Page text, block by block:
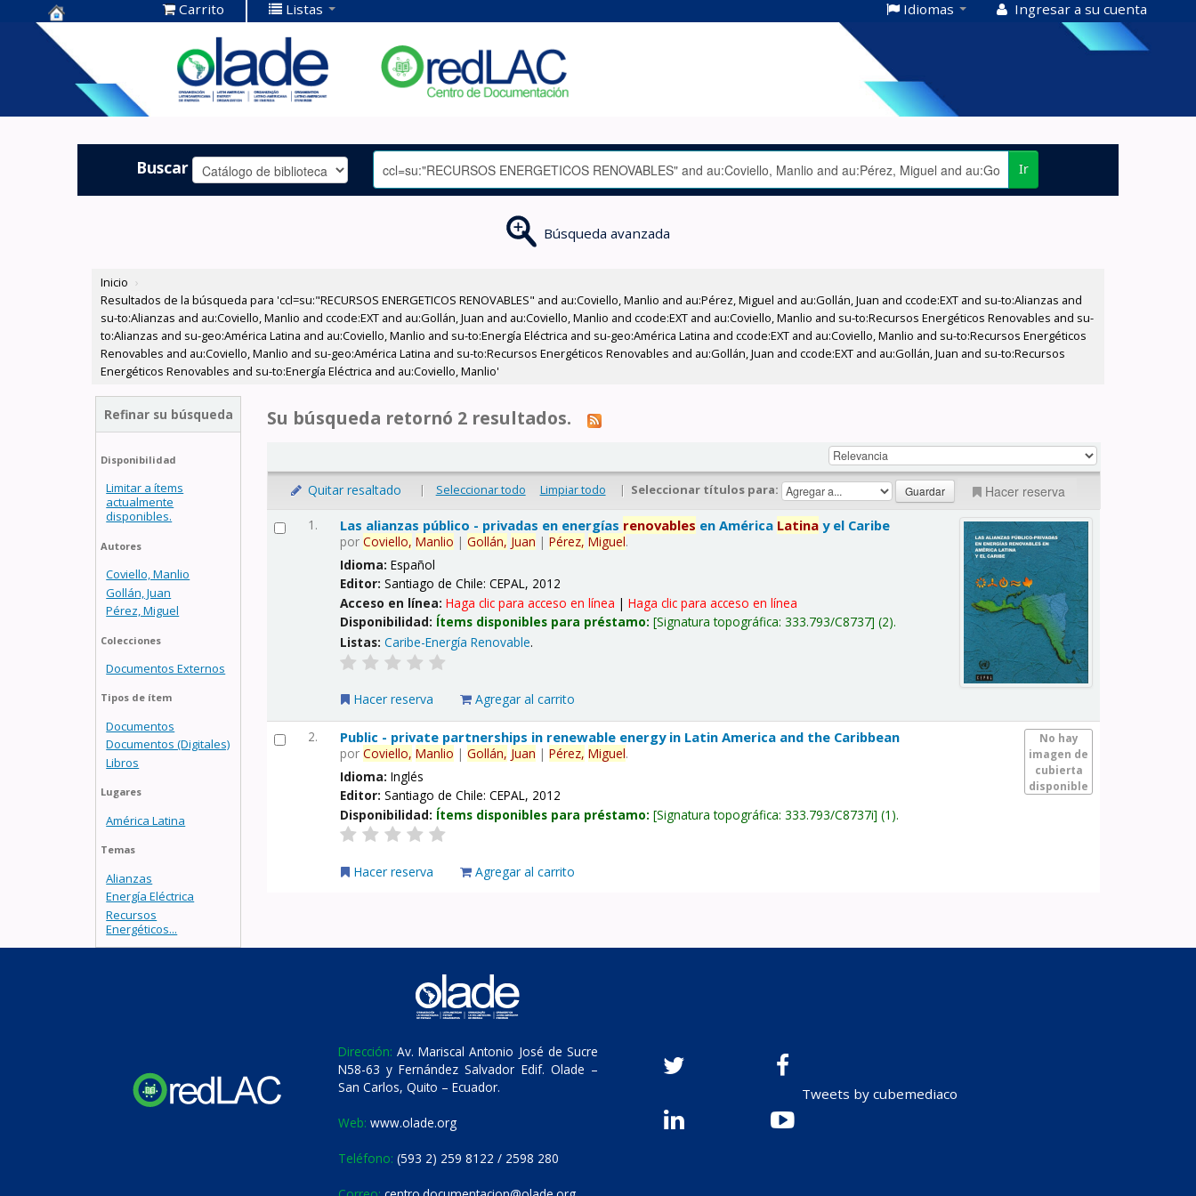
Centro de
Documentación
OLADE -
Carrito Listas Idiomas Ingresar a su cuenta
Buscar Ir
Búsqueda avanzada
Inicio ›
Resultados de la búsqueda para 'ccl=su:"RECURSOS ENERGETICOS RENOVABLES" and au:Coviello, Manlio and au:Pérez, Miguel and au:Gollán, Juan and ccode:EXT and su-to:Alianzas and
su-to:Alianzas and au:Coviello, Manlio and ccode:EXT and au:Gollán, Juan and au:Coviello, Manlio and ccode:EXT and au:Coviello, Manlio and su-to:Recursos Energéticos Renovables and su-
to:Alianzas and su-geo:América Latina and au:Coviello, Manlio and su-to:Energía Eléctrica and su-geo:América Latina and ccode:EXT and au:Coviello, Manlio and su-to:Recursos Energéticos
Renovables and au:Coviello, Manlio and su-geo:América Latina and su-to:Recursos Energéticos Renovables and au:Gollán, Juan and ccode:EXT and au:Gollán, Juan and su-to:Recursos
Energéticos Renovables and su-to:Energía Eléctrica and au:Coviello, Manlio'
Refinar su búsqueda
Disponibilidad
Limitar a ítems
actualmente
disponibles.
Autores
Coviello, Manlio
Gollán, Juan
Pérez, Miguel
Colecciones
Documentos Externos
Tipos de ítem
Documentos
Documentos (Digitales)
Libros
Lugares
América Latina
Temas
Alianzas
Energía Eléctrica
Recursos
Energéticos...
Su búsqueda retornó 2 resultados.
Quitar resaltado | Seleccionar todo Limpiar todo | Seleccionar títulos para: Hacer reserva
1. Las alianzas público - privadas en energías renovables en América Latina y el Caribe
porCoviello, Manlio |Gollán, Juan |Pérez, Miguel.
Idioma:Español
Editor:Santiago de Chile: CEPAL, 2012
Acceso en línea:Haga clic para acceso en línea |Haga clic para acceso en línea
Disponibilidad: Ítems disponibles para préstamo: Signatura topográfica:333.793/C8737 (2).
Listas: Caribe-Energía Renovable.
Hacer reserva Agregar al carrito
2.
No hay
imagen de
cubierta
disponible
Public - private partnerships in renewable energy in Latin America and the Caribbean
porCoviello, Manlio |Gollán, Juan |Pérez, Miguel.
Idioma:Inglés
Editor:Santiago de Chile: CEPAL, 2012
Disponibilidad: Ítems disponibles para préstamo: Signatura topográfica:333.793/C8737i (1).
Hacer reserva Agregar al carrito
Dirección: Av. Mariscal Antonio José de Sucre
N58-63 y Fernández Salvador Edif. Olade –
San Carlos, Quito – Ecuador.
Web: www.olade.org
Teléfono: (593 2) 259 8122 / 2598 280
Tweets by cubemediaco